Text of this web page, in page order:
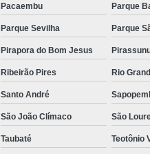
Pacaembu Parque
Parque Sevilha Parque
Pirapora do Bom Jesus
Ribeirão Pires Rio
Santo André
São João Clímaco São
Taubaté Teotônio